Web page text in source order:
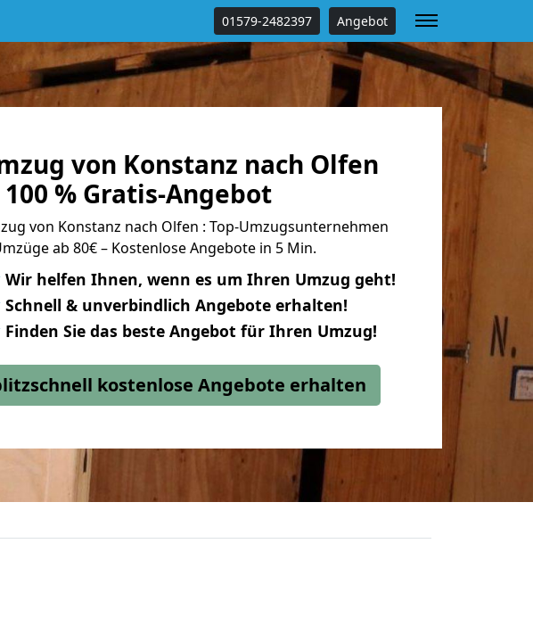
01579-2482397 Angebot
von Konstanz nach Olfen
% Gratis-Angebot
von Konstanz nach Olfen : Top-Umzugsunternehmen
ab 80€ – Kostenlose Angebote in 5 Min.
Wir helfen Ihnen, wenn es um Ihren Umzug geht!
Schnell & unverbindlich Angebote erhalten!
Finden Sie das beste Angebot für Ihren Umzug!
kostenlose Angebote erhalten